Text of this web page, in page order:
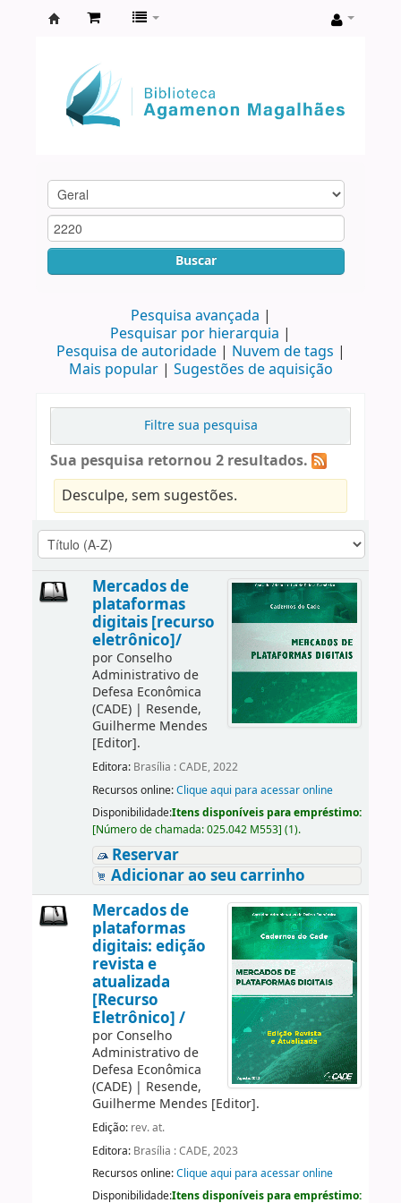
Agamenon
Magalhães
Buscar
Pesquisa avançada
Pesquisar por hierarquia
Pesquisa de autoridade
Nuvem de tags
Mais popular
Sugestões de aquisição
Filtre sua pesquisa
Sua pesquisa retornou 2 resultados.
Desculpe, sem sugestões.
Mercados de
plataformas
digitais [recurso
eletrônico]/
por Conselho
Administrativo de
Defesa Econômica
(CADE)| Resende,
Guilherme Mendes
[Editor].
Editora: Brasília : CADE, 2022
Recursos online:Clique aqui para acessar online
Disponibilidade:Itens disponíveis para empréstimo:
[Número de chamada:025.042 M553] (1).
Reservar
Adicionar ao seu carrinho
Mercados de
plataformas
digitais: edição
revista e
atualizada
[Recurso
Eletrônico] /
por Conselho
Administrativo de
Defesa Econômica
(CADE)| Resende,
Guilherme Mendes [Editor].
Edição: rev. at.
Editora: Brasília : CADE, 2023
Recursos online:Clique aqui para acessar online
Disponibilidade:Itens disponíveis para empréstimo: